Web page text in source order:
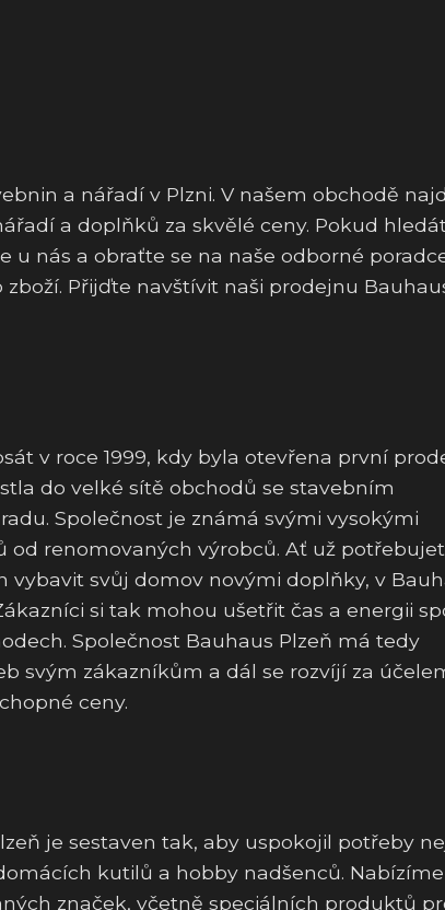
a nářadí v Plzni. V našem obchodě
a doplňků za skvělé ceny. Pokud
u nás a obraťte se na naše odborné
Přijďte navštívit naši prodejnu
v roce 1999, kdy byla otevřena první
do velké sítě obchodů se stavebním
Společnost je známá svými vysokými
renomovaných výrobců. Ať už
svůj domov novými doplňky, v
si tak mohou ušetřit čas a energii
Společnost Bauhaus Plzeň má tedy
svým zákazníkům a dál se rozvíjí za
ceny.
je sestaven tak, aby uspokojil potřeby
kutilů a hobby nadšenců. Nabízíme
značek, včetně speciálních produktů